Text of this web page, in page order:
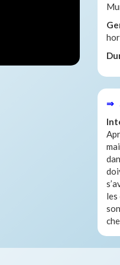
⇒
les